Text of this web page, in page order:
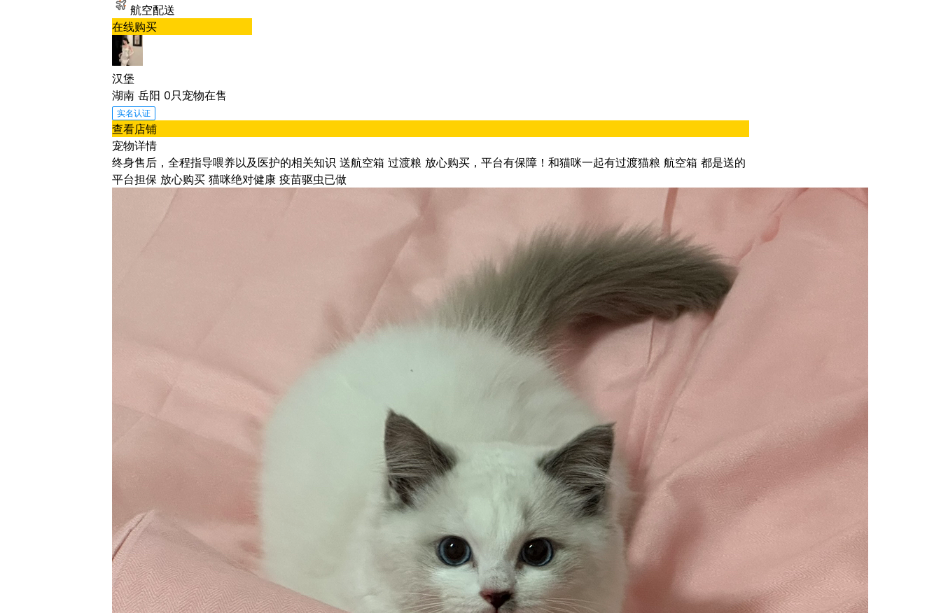
航空配送
在线购买
汉堡
湖南 岳阳 0只宠物在售
查看店铺
宠物详情
终身售后，全程指导喂养以及医护的相关知识 送航空箱 过渡粮 放心购买，平台有保障！和猫咪一起有过渡猫粮 航空箱 都是送的
平台担保 放心购买 猫咪绝对健康 疫苗驱虫已做